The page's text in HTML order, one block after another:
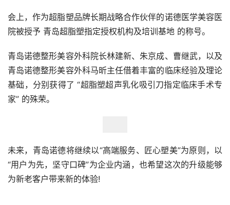
会上，作为超脂塑品牌长期战略合作伙伴的诺德医学美容医
院被授予 青岛超脂塑指定授权机构及培训基地 的称号。
青岛诺德整形美容外科院长林建新、朱京成、曹继武，以及
青岛诺德整形美容外科马昕主任借着丰富的临床经验及理论
基础，分别获得了 “超脂塑超声乳化吸引刀指定临床手术专
家” 的殊荣。
未来，青岛诺德将继续以“高端服务、匠心塑美”为原则，以
“用户为先，坚守口碑”为企业内涵，也希望这次的升级能够
为新老客户带来新的体验!